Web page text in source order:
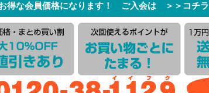
得な会員価格になります！ ご入会は ＞＞コチラ